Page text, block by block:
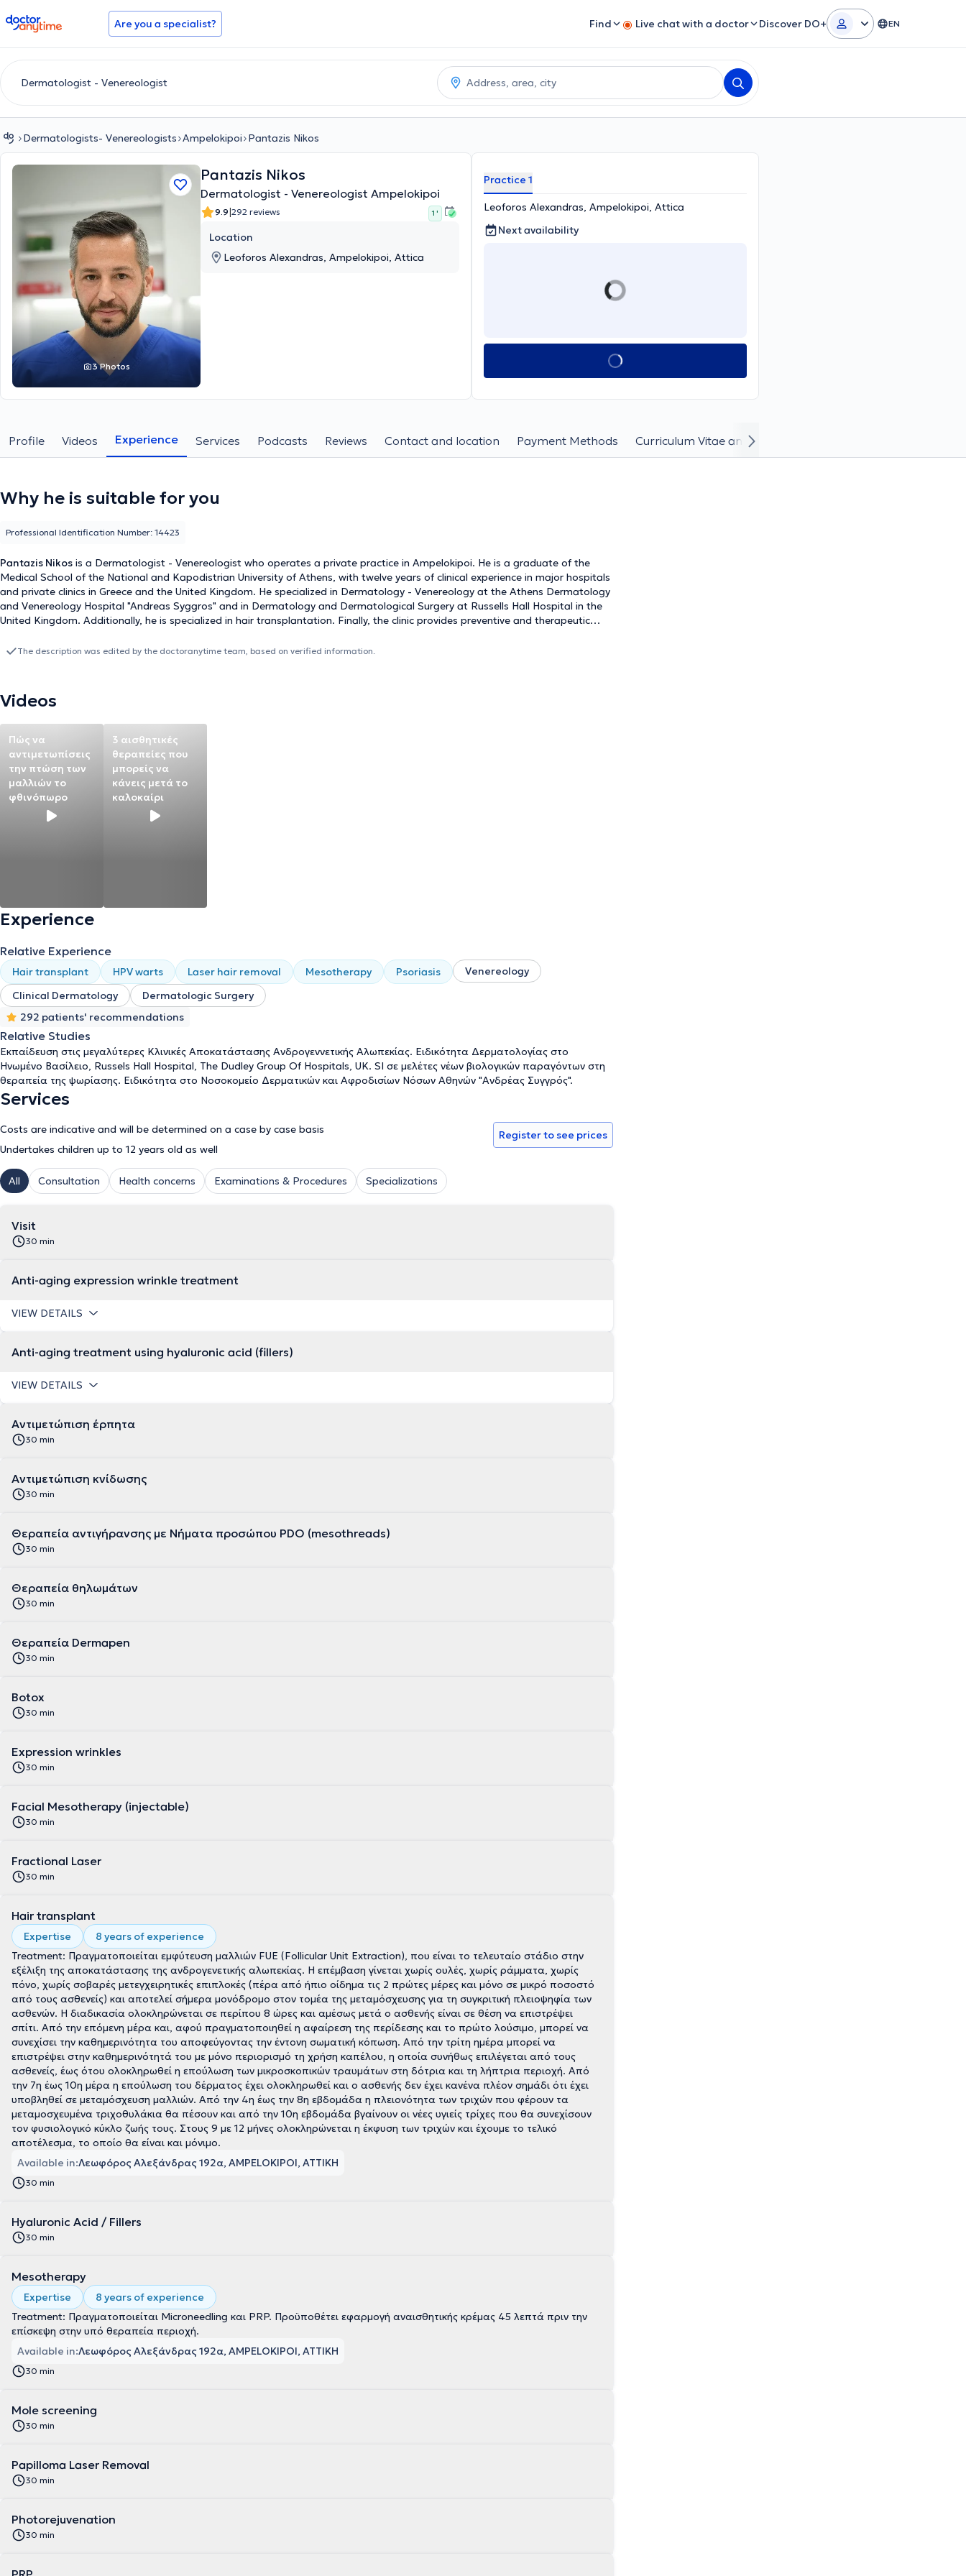
doctoranytime Are you a specialist? Find Live chat with a doctor Discover DO+ EN
Dermatologists- Venereologists Ampelokipoi Pantazis Nikos
3 Photos
Pantazis Nikos
Dermatologist - Venereologist Ampelokipoi
9.9|292 reviews 1 '
Location
Leoforos Alexandras, Ampelokipoi, Attica
Practice 1
Leoforos Alexandras, Ampelokipoi, Attica
Next availability
Profile Videos Experience Services Podcasts Reviews Contact and location Payment Methods Curriculum Vitae and Career
Why he is suitable for you
Pantazis Nikos is a Dermatologist - Venereologist who operates a private practice in Ampelokipoi. He is a graduate of the
Medical School of the National and Kapodistrian University of Athens, with twelve years of clinical experience in major hospitals
and private clinics in Greece and the United Kingdom. He specialized in Dermatology - Venereology at the Athens Dermatology
and Venereology Hospital "Andreas Syggros" and in Dermatology and Dermatological Surgery at Russells Hall Hospital in the
United Kingdom. Additionally, he is specialized in hair transplantation. Finally, the clinic provides preventive and therapeutic
melanomas, etc., using an appropriate personalized methodology.
Professional Identification Number: 14423
The description was edited by the doctoranytime team, based on verified information.
Videos
Πώς να
αντιμετωπίσεις
την πτώση των
μαλλιών το
φθινόπωρο
3 αισθητικές
θεραπείες που
μπορείς να
κάνεις μετά το
καλοκαίρι
Experience
Relative Experience
Hair transplant HPV warts Laser hair removal Mesotherapy Psoriasis
Venereology
Clinical Dermatology
Dermatologic Surgery
292 patients' recommendations
Relative Studies
Εκπαίδευση στις μεγαλύτερες Κλινικές Αποκατάστασης Ανδρογεννετικής Αλωπεκίας. Ειδικότητα Δερματολογίας στο
Ηνωμένο Βασίλειο, Russels Hall Hospital, The Dudley Group Of Hospitals, UΚ. SI σε μελέτες νέων βιολογικών παραγόντων στη
θεραπεία της ψωρίασης. Ειδικότητα στο Νοσοκομείο Δερματικών και Αφροδισίων Νόσων Αθηνών "Ανδρέας Συγγρός".
Services
Costs are indicative and will be determined on a case by case basis
Undertakes children up to 12 years old as well
Register to see prices
All Consultation Health concerns Examinations & Procedures Specializations
Visit
30 min
Anti-aging expression wrinkle treatment
VIEW DETAILS
Anti-aging treatment using hyaluronic acid (fillers)
VIEW DETAILS
Αντιμετώπιση έρπητα
30 min
Αντιμετώπιση κνίδωσης
30 min
Θεραπεία αντιγήρανσης με Νήματα προσώπου PDO (mesothreads)
30 min
Θεραπεία θηλωμάτων
30 min
Θεραπεία Dermapen
30 min
Botox
30 min
Expression wrinkles
30 min
Facial Mesotherapy (injectable)
30 min
Fractional Laser
30 min
Hair transplant
Expertise
8 years of experience
Treatment: Πραγματοποιείται εμφύτευση μαλλιών FUE (Follicular Unit Extraction), που είναι το τελευταίο στάδιο στην
εξέλιξη της αποκατάστασης της ανδρογενετικής αλωπεκίας. Η επέμβαση γίνεται χωρίς ουλές, χωρίς ράμματα, χωρίς
πόνο, χωρίς σοβαρές μετεγχειρητικές επιπλοκές (πέρα από ήπιο οίδημα τις 2 πρώτες μέρες και μόνο σε μικρό ποσοστό
από τους ασθενείς) και αποτελεί σήμερα μονόδρομο στον τομέα της μεταμόσχευσης για τη συγκριτική πλειοψηφία των
ασθενών. Η διαδικασία ολοκληρώνεται σε περίπου 8 ώρες και αμέσως μετά ο ασθενής είναι σε θέση να επιστρέψει
σπίτι. Από την επόμενη μέρα και, αφού πραγματοποιηθεί η αφαίρεση της περίδεσης και το πρώτο λούσιμο, μπορεί να
συνεχίσει την καθημερινότητα του αποφεύγοντας την έντονη σωματική κόπωση. Από την τρίτη ημέρα μπορεί να
επιστρέψει στην καθημερινότητά του με μόνο περιορισμό τη χρήση καπέλου, η οποία συνήθως επιλέγεται από τους
ασθενείς, έως ότου ολοκληρωθεί η επούλωση των μικροσκοπικών τραυμάτων στη δότρια και τη λήπτρια περιοχή. Από
την 7η έως 10η μέρα η επούλωση του δέρματος έχει ολοκληρωθεί και ο ασθενής δεν έχει κανένα πλέον σημάδι ότι έχει
υποβληθεί σε μεταμόσχευση μαλλιών. Από την 4η έως την 8η εβδομάδα η πλειονότητα των τριχών που φέρουν τα
μεταμοσχευμένα τριχοθυλάκια θα πέσουν και από την 10η εβδομάδα βγαίνουν οι νέες υγιείς τρίχες που θα συνεχίσουν
τον φυσιολογικό κύκλο ζωής τους. Στους 9 με 12 μήνες ολοκληρώνεται η έκφυση των τριχών και έχουμε το τελικό
αποτέλεσμα, το οποίο θα είναι και μόνιμο.
Available in:Λεωφόρος Αλεξάνδρας 192α, AMPELOKIPOI, ΑΤΤΙΚΗ
30 min
Hyaluronic Acid / Fillers
30 min
Mesotherapy
Expertise
8 years of experience
Treatment: Πραγματοποιείται Microneedling και PRP. Προϋποθέτει εφαρμογή αναισθητικής κρέμας 45 λεπτά πριν την
επίσκεψη στην υπό θεραπεία περιοχή.
Available in:Λεωφόρος Αλεξάνδρας 192α, AMPELOKIPOI, ΑΤΤΙΚΗ
30 min
Mole screening
30 min
Papilloma Laser Removal
30 min
Photorejuvenation
30 min